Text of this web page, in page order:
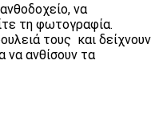
να
τη φωτογραφία.
τους και δείχνουν
να ανθίσουν τα